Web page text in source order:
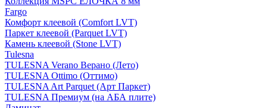
Fargo
Комфорт клеевой (Comfort LVT)
Паркет клеевой (Parquet LVT)
Камень клеевой (Stone LVT)
Tulesna
TULESNA Verano Верано (Лето)
TULESNA Ottimo (Оттимо)
TULESNA Art Parquet (Арт Паркет)
TULESNA Премиум (на АБА плите)